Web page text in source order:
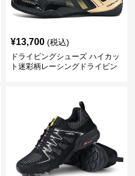
¥13,700 (税込)
ドライビングシューズ ハイカッ
ト迷彩柄レーシングドライビン